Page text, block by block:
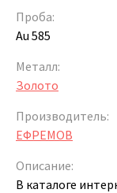
Проба:
Au 585
Металл:
Золото
Производитель:
ЕФРЕМОВ
Описание:
В каталоге